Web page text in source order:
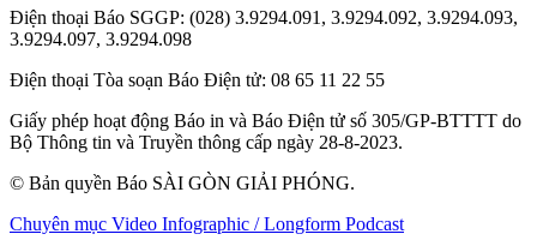
Điện thoại Báo SGGP: (028) 3.9294.091, 3.9294.092, 3.9294.093,
3.9294.097, 3.9294.098
Điện thoại Tòa soạn Báo Điện tử: 08 65 11 22 55
Giấy phép hoạt động Báo in và Báo Điện tử số 305/GP-BTTTT do
Bộ Thông tin và Truyền thông cấp ngày 28-8-2023.
© Bản quyền Báo SÀI GÒN GIẢI PHÓNG.
Chuyên mục Video Infographic / Longform Podcast